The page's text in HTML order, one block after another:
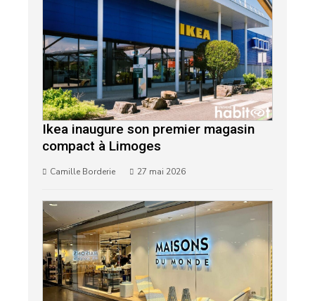
Ikea inaugure son premier magasin
compact à Limoges
Camille Borderie 27 mai 2026